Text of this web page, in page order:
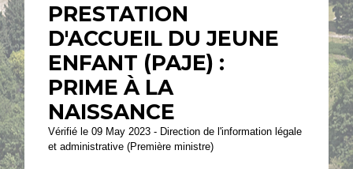
PRESTATION
D'ACCUEIL DU JEUNE
ENFANT (PAJE) :
PRIME À LA
NAISSANCE
Vérifié le 09 May 2023 - Direction de l'information légale
et administrative (Première ministre)